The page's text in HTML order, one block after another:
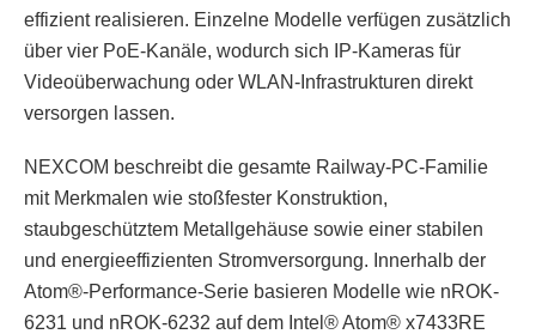
effizient realisieren. Einzelne Modelle verfügen zusätzlich
über vier PoE-Kanäle, wodurch sich IP-Kameras für
Videoüberwachung oder WLAN-Infrastrukturen direkt
versorgen lassen.
NEXCOM beschreibt die gesamte Railway-PC-Familie
mit Merkmalen wie stoßfester Konstruktion,
staubgeschütztem Metallgehäuse sowie einer stabilen
und energieeffizienten Stromversorgung. Innerhalb der
Atom®-Performance-Serie basieren Modelle wie nROK-
6231 und nROK-6232 auf dem Intel® Atom® x7433RE